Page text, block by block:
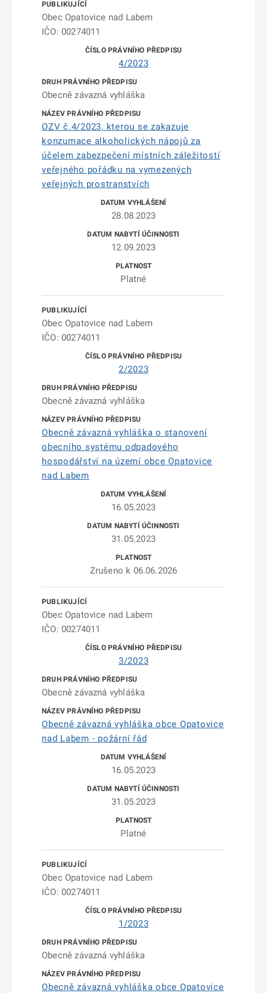
Obec Opatovice nad Labem
IČO: 00274011
4/2023
Obecně závazná vyhláška
OZV č.4/2023, kterou se zakazuje
konzumace alkoholických nápojů za
účelem zabezpečení místních záležitostí
veřejného pořádku na vymezených
veřejných prostranstvích
28.08.2023
12.09.2023
Platné
Obec Opatovice nad Labem
IČO: 00274011
2/2023
Obecně závazná vyhláška
Obecně závazná vyhláška o stanovení
obecního systému odpadového
hospodářství na území obce Opatovice
nad Labem
16.05.2023
31.05.2023
Zrušeno k 06.06.2026
Obec Opatovice nad Labem
IČO: 00274011
3/2023
Obecně závazná vyhláška
Obecně závazná vyhláška obce Opatovice
nad Labem - požární řád
16.05.2023
31.05.2023
Platné
Obec Opatovice nad Labem
IČO: 00274011
1/2023
Obecně závazná vyhláška
Obecně závazná vyhláška obce Opatovice